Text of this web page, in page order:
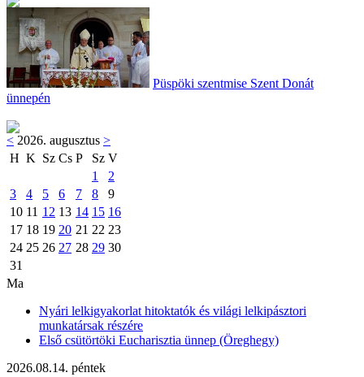
Püspöki szentmise Szent Donát
ünnepén
< 2026. augusztus >
H K Sz Cs P Sz V
1
2
3
4 5 6 7 8
9
10 11 12 13 14 15 16
17 18 19 20 21 22 23
24 25 26 27 28 29 30
31
Ma
Nyári lelkigyakorlat hitoktatók és világi lelkipásztori
munkatársak részére
Első csütörtöki Eucharisztia ünnep (Öreghegy)
2026.08.14. péntek